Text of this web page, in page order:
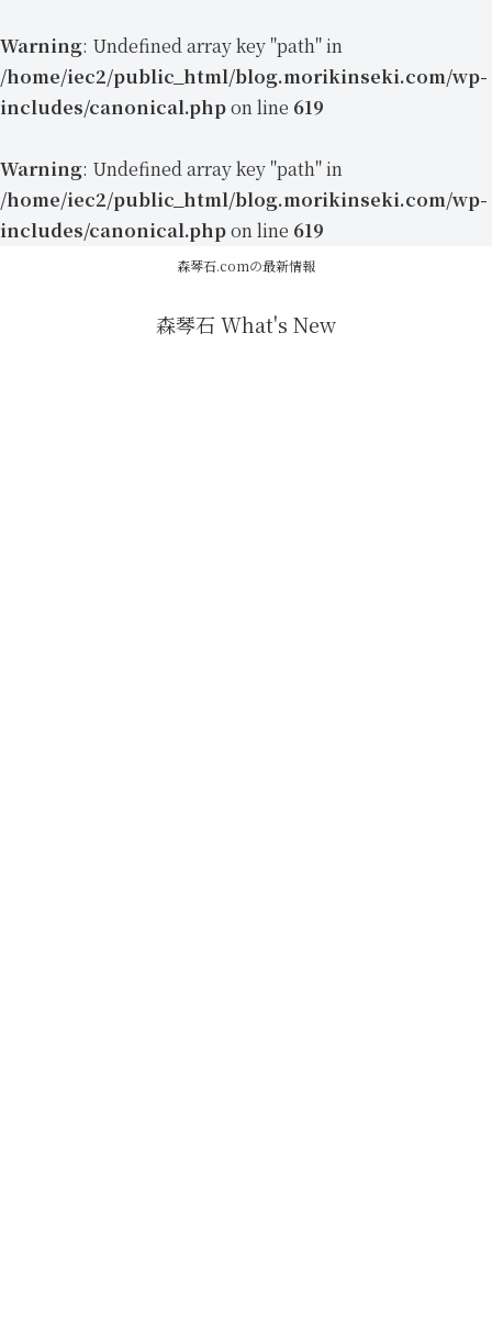
Warning: Undefined array key "path" in
/home/iec2/public_html/blog.morikinseki.com/wp-
includes/canonical.phpon line 619
Warning: Undefined array key "path" in
/home/iec2/public_html/blog.morikinseki.com/wp-
includes/canonical.phpon line 619
森琴石.comの最新情報
森琴石 What's New